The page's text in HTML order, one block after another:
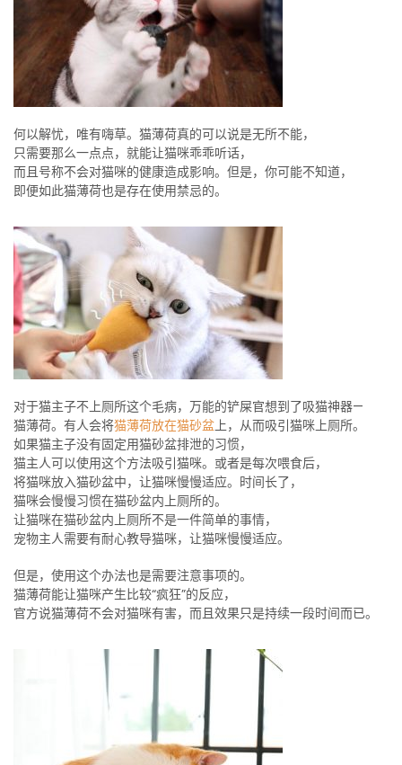
何以解忧，唯有嗨草。猫薄荷真的可以说是无所不能，
只需要那么一点点，就能让猫咪乖乖听话，
而且号称不会对猫咪的健康造成影响。但是，你可能不知道，
即便如此猫薄荷也是存在使用禁忌的。
对于猫主子不上厕所这个毛病，万能的铲屎官想到了吸猫神器—
猫薄荷。有人会将猫薄荷放在猫砂盆 上，从而吸引猫咪上厕所。
如果猫主子没有固定用猫砂盆排泄的习惯，
猫主人可以使用这个方法吸引猫咪。或者是每次喂食后，
将猫咪放入猫砂盆中，让猫咪慢慢适应。时间长了，
猫咪会慢慢习惯在猫砂盆内上厕所的。
让猫咪在猫砂盆内上厕所不是一件简单的事情，
宠物主人需要有耐心教导猫咪，让猫咪慢慢适应。
但是，使用这个办法也是需要注意事项的。
猫薄荷能让猫咪产生比较“疯狂”的反应，
官方说猫薄荷不会对猫咪有害，而且效果只是持续一段时间而已。